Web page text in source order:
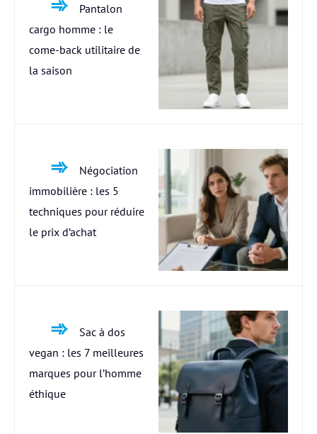
Pantalon
cargo homme : le
come-back utilitaire de
la saison
Négociation
immobilière : les 5
techniques pour réduire
le prix d’achat
Sac à dos
vegan : les 7 meilleures
marques pour l’homme
éthique